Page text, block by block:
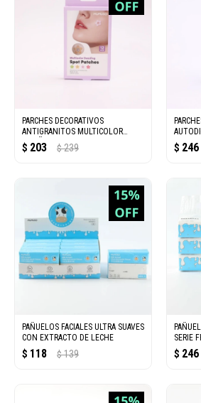
PARCHES DECORATIVOS
ANTIGRANITOS MULTICOLOR
DISEÑO FLOR (12 UNIDADES)
$ 203 $ 239 $ 246
PAÑUELOS FACIALES ULTRA SUAVES
CON EXTRACTO DE LECHE
$ 118 $ 139
SERIE
$ 246